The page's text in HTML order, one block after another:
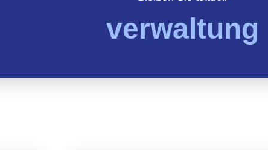
verwaltung